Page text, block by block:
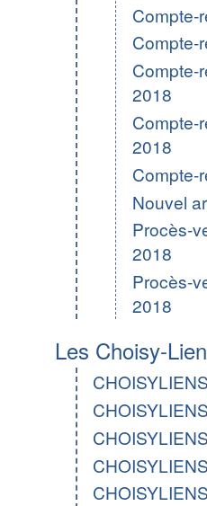
Compte-
Compte-
Compte-
2018
Compte-
2018
Compte-
Nouvel
Procès-
2018
Procès-
2018
Les Choisy-